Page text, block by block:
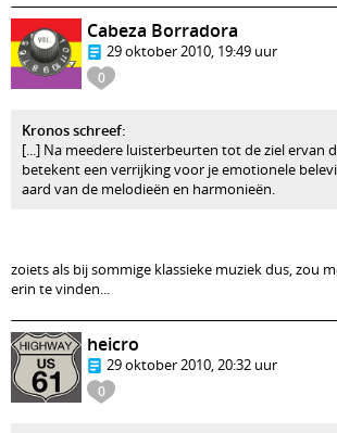
0
Cabeza Borradora
29 oktober 2010, 19:49 uur
Kronos schreef:
[...] Na meedere luisterbeurten tot de ziel ervan
betekent een verrijking voor je emotionele
aard van de melodieën en harmonieën.
zoiets als bij sommige klassieke muziek dus, zou
erin te vinden...
0
heicro
29 oktober 2010, 20:32 uur